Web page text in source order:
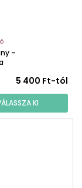
–
5 400 Ft-tól
KI